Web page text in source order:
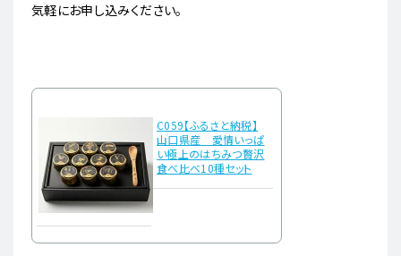
気軽にお申し込みください。
C059【ふるさと納税】
山口県産 愛情いっぱ
い極上のはちみつ贅沢
食べ比べ10種セット